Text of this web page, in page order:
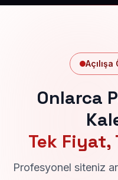
Onlarca
Tek Fiyat,
Profesyonel siteniz